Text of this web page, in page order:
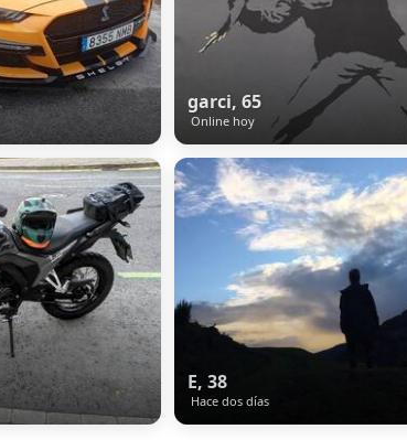
garci, 65
Online hoy
E, 38
Hace dos días